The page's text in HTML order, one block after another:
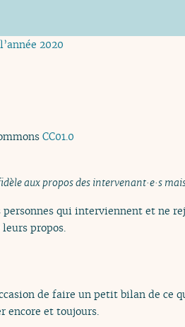
2020
CC01.0
aux propos des intervenant·e·s
qui interviennent et ne
leurs propos.
de faire un petit bilan de ce
encore et toujours.